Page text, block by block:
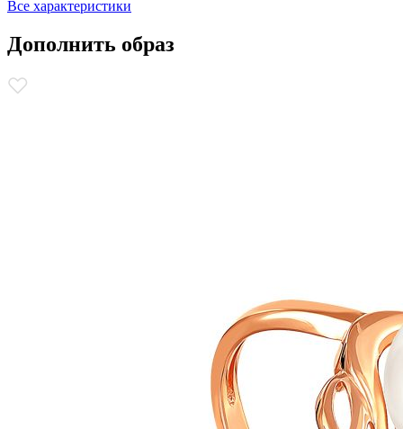
Все характеристики
Дополнить образ